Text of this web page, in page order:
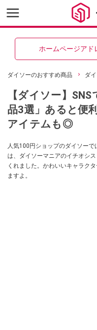
ホームページアド
ダイソーのおすすめ商品 ダ
【ダイソー】
品3選」あると便
アイテムも◎
人気100円ショップのダイソーで
は、ダイソーマニアのイチオシ
くれました。かわいいキャラク
ますよ。